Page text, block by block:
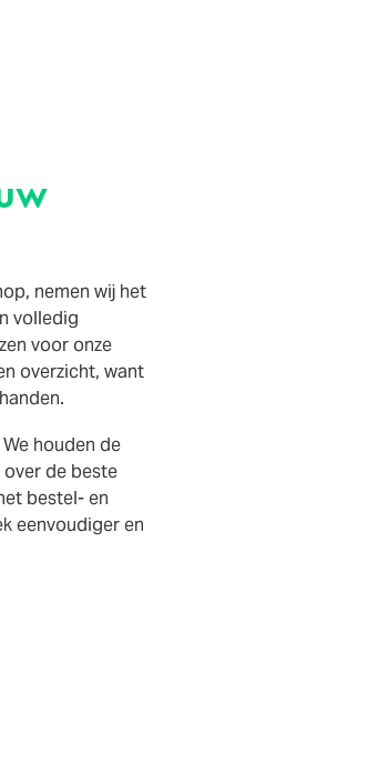
nemen wij het
volledig
voor onze
overzicht, want
houden de
over de beste
bestel- en
eenvoudiger en